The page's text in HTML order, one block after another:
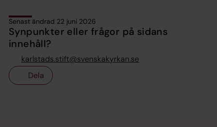
Senast ändrad 22 juni 2026
Synpunkter eller frågor på sidans
innehåll?
karlstads.stift@svenskakyrkan.se
Dela